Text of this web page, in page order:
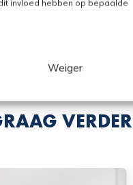
invloed hebben op bepaalde
Weiger
VERDER